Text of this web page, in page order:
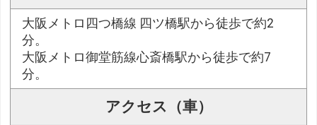
大阪メトロ四つ橋線 四ツ橋駅から徒歩で約2
分。
大阪メトロ御堂筋線心斎橋駅から徒歩で約7
分。
アクセス（車）